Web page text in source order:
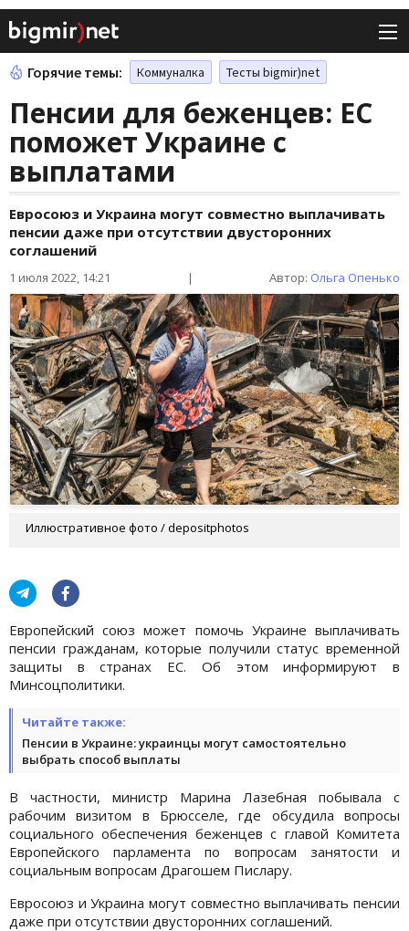
Горячие темы: Коммуналка Тесты bigmir)net
Пенсии для беженцев: ЕС
поможет Украине с
выплатами
Евросоюз и Украина могут совместно выплачивать
пенсии даже при отсутствии двусторонних
соглашений
1 июля 2022, 14:21 | Автор: Ольга Опенько
Иллюстративное фото / depositphotos
Европейский союз может помочь Украине выплачивать
пенсии гражданам, которые получили статус временной
защиты в странах ЕС. Об этом информируют в
Минсоцполитики.
Читайте также:
Пенсии в Украине: украинцы могут самостоятельно
выбрать способ выплаты
В частности, министр Марина Лазебная побывала с
рабочим визитом в Брюсселе, где обсудила вопросы
социального обеспечения беженцев с главой Комитета
Европейского парламента по вопросам занятости и
социальным вопросам Драгошем Пислару.
Евросоюз и Украина могут совместно выплачивать пенсии
даже при отсутствии двусторонних соглашений.